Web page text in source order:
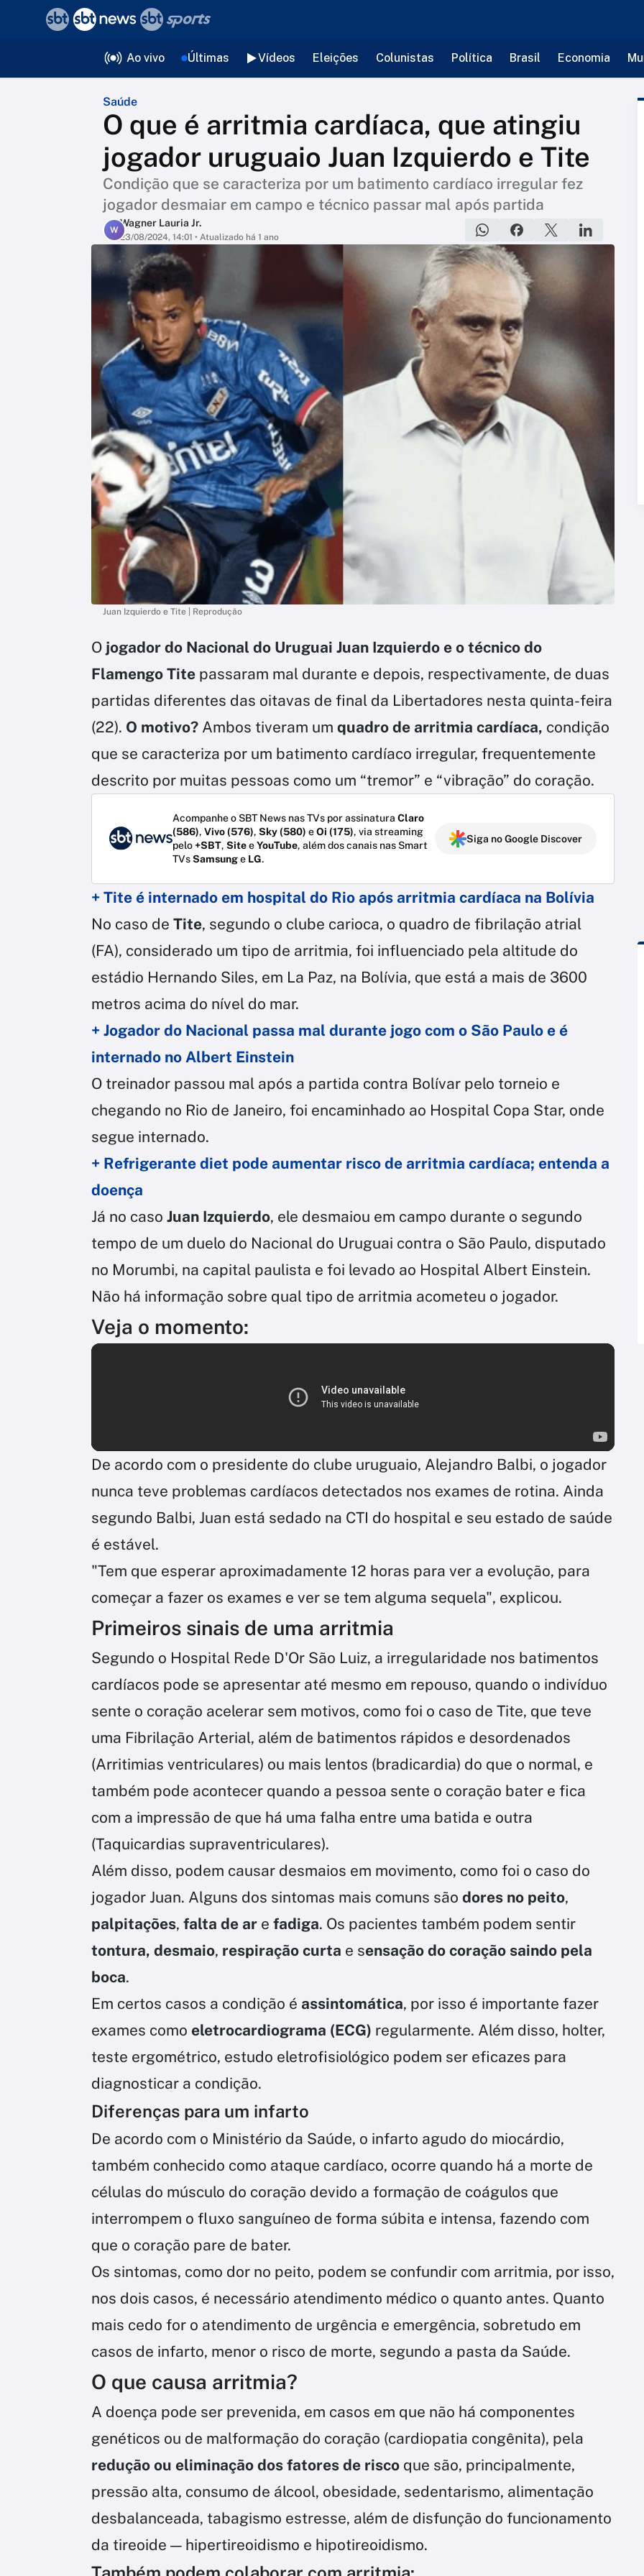
Ao vivo Últimas Vídeos Eleições Colunistas Política Brasil Economia
Saúde
O que é arritmia cardíaca, que atingiu
jogador uruguaio Juan Izquierdo e Tite
Condição que se caracteriza por um batimento cardíaco irregular fez
jogador desmaiar em campo e técnico passar mal após partida
W
Wagner Lauria Jr.
23/08/2024, 14:01 • Atualizado há 1 ano
Juan Izquierdo e Tite | Reprodução
O jogador do Nacional do Uruguai Juan Izquierdo e o técnico do
Flamengo Tite passaram mal durante e depois, respectivamente, de duas
partidas diferentes das oitavas de final da Libertadores nesta quinta-feira
(22). O motivo? Ambos tiveram um quadro de arritmia cardíaca, condição
que se caracteriza por um batimento cardíaco irregular, frequentemente
descrito por muitas pessoas como um “tremor” e “vibração” do coração.
Acompanhe o SBT News nas TVs por assinatura Claro
(586), Vivo (576), Sky (580) eOi (175), via streaming
pelo+SBT, SiteeYouTube, além dos canais nas Smart
TVsSamsunge LG.
Siga no Google Discover
+ Tite é internado em hospital do Rio após arritmia cardíaca na Bolívia
No caso de Tite, segundo o clube carioca, o quadro de fibrilação atrial
(FA), considerado um tipo de arritmia, foi influenciado pela altitude do
estádio Hernando Siles, em La Paz, na Bolívia, que está a mais de 3600
metros acima do nível do mar.
+ Jogador do Nacional passa mal durante jogo com o São Paulo e é
internado no Albert Einstein
O treinador passou mal após a partida contra Bolívar pelo torneio e
chegando no Rio de Janeiro, foi encaminhado ao Hospital Copa Star, onde
segue internado.
+ Refrigerante diet pode aumentar risco de arritmia cardíaca; entenda a
doença
Já no caso Juan Izquierdo, ele desmaiou em campo durante o segundo
tempo de um duelo do Nacional do Uruguai contra o São Paulo, disputado
no Morumbi, na capital paulista e foi levado ao Hospital Albert Einstein.
Não há informação sobre qual tipo de arritmia acometeu o jogador.
Veja o momento:
De acordo com o presidente do clube uruguaio, Alejandro Balbi, o jogador
nunca teve problemas cardíacos detectados nos exames de rotina. Ainda
segundo Balbi, Juan está sedado na CTI do hospital e seu estado de saúde
é estável.
"Tem que esperar aproximadamente 12 horas para ver a evolução, para
começar a fazer os exames e ver se tem alguma sequela", explicou.
Primeiros sinais de uma arritmia
Segundo o Hospital Rede D'Or São Luiz, a irregularidade nos batimentos
cardíacos pode se apresentar até mesmo em repouso, quando o indivíduo
sente o coração acelerar sem motivos, como foi o caso de Tite, que teve
uma Fibrilação Arterial, além de batimentos rápidos e desordenados
(Arritimias ventriculares) ou mais lentos (bradicardia) do que o normal, e
também pode acontecer quando a pessoa sente o coração bater e fica
com a impressão de que há uma falha entre uma batida e outra
(Taquicardias supraventriculares).
Além disso, podem causar desmaios em movimento, como foi o caso do
jogador Juan. Alguns dos sintomas mais comuns são dores no peito,
palpitações, falta de ar e fadiga. Os pacientes também podem sentir
tontura, desmaio, respiração curta e sensação do coração saindo pela
boca.
Em certos casos a condição é assintomática, por isso é importante fazer
exames como eletrocardiograma (ECG) regularmente. Além disso, holter,
teste ergométrico, estudo eletrofisiológico podem ser eficazes para
diagnosticar a condição.
Diferenças para um infarto
De acordo com o Ministério da Saúde, o infarto agudo do miocárdio,
também conhecido como ataque cardíaco, ocorre quando há a morte de
células do músculo do coração devido a formação de coágulos que
interrompem o fluxo sanguíneo de forma súbita e intensa, fazendo com
que o coração pare de bater.
Os sintomas, como dor no peito, podem se confundir com arritmia, por isso,
nos dois casos, é necessário atendimento médico o quanto antes. Quanto
mais cedo for o atendimento de urgência e emergência, sobretudo em
casos de infarto, menor o risco de morte, segundo a pasta da Saúde.
O que causa arritmia?
A doença pode ser prevenida, em casos em que não há componentes
genéticos ou de malformação do coração (cardiopatia congênita), pela
redução ou eliminação dos fatores de risco que são, principalmente,
pressão alta, consumo de álcool, obesidade, sedentarismo, alimentação
desbalanceada, tabagismo estresse, além de disfunção do funcionamento
da tireoide — hipertireoidismo e hipotireoidismo.
voltar
Editorias